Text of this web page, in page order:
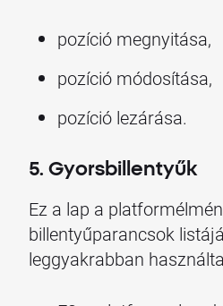
pozíció megnyitása,
pozíció módosítása,
pozíció lezárása.
5. Gyorsbillentyűk
Ez a lap a
billentyűparancsok
leggyakrabban